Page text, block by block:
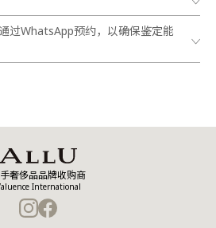
过WhatsApp预约，以确保鉴定能
奢侈品品牌收购商
International